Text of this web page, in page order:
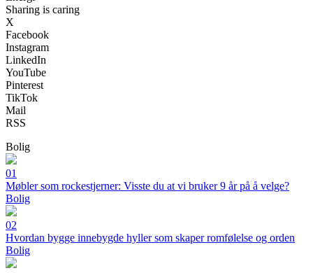
Sharing is caring
X
Facebook
Instagram
LinkedIn
YouTube
Pinterest
TikTok
Mail
RSS
Bolig
01
Møbler som rockestjerner: Visste du at vi bruker 9 år på å velge?
Bolig
02
Hvordan bygge innebygde hyller som skaper romfølelse og orden
Bolig